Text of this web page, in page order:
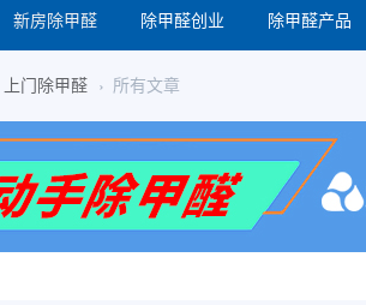
新房除甲醛 除甲醛创业 除甲醛产品
上门除甲醛 所有文章